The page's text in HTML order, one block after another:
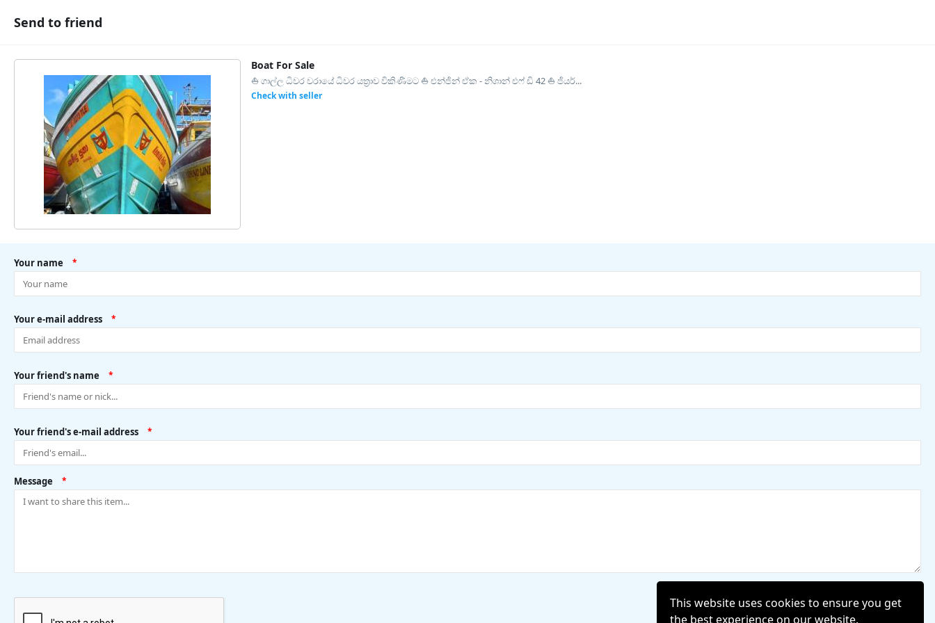
This website uses cookies to ensure you get
the best experience on our website.
Send to friend
Boat For Sale
⛵ ගාල්ල ධිවර වරායේ ධිවර යත්‍රාව විකිණිමට ⛵ එන්ජින් ඒක - නිශාන් එෆ් ඩි 42 ⛵ ජියර්...
Check with seller
Your name *
Your e-mail address *
Your friend's name *
Your friend's e-mail address *
Message *